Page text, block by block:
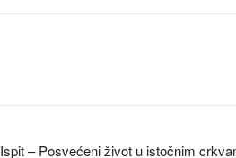
Ispit – Posvećeni život u istočnim